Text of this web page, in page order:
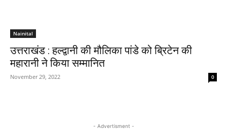
Nainital
उत्तराखंड : हल्द्वानी की मौलिका पांडे को ब्रिटेन की
महारानी ने किया सम्मानित
November 29, 2022 0
- Advertisment -